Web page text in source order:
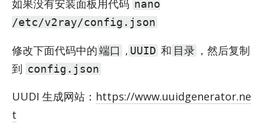
如果没有安装面板用代码 nano
/etc/v2ray/config.json
修改下面代码中的端口 , UUID 和 目录 ，然后复制
到 config.json
UUDI 生成网站： https://www.uuidgenerator.ne
t